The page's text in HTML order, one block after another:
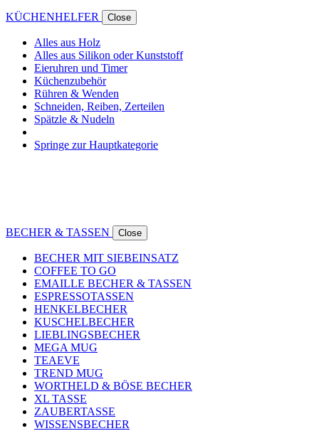
KÜCHENHELFER Close
Alles aus Holz
Alles aus Silikon oder Kunststoff
Eieruhren und Timer
Küchenzubehör
Rühren & Wenden
Schneiden, Reiben, Zerteilen
Spätzle & Nudeln
Springe zur Hauptkategorie
BECHER & TASSEN Close
BECHER MIT SIEBEINSATZ
COFFEE TO GO
EMAILLE BECHER & TASSEN
ESPRESSOTASSEN
HENKELBECHER
KUSCHELBECHER
LIEBLINGSBECHER
MEGA MUG
TEAEVE
TREND MUG
WORTHELD & BÖSE BECHER
XL TASSE
ZAUBERTASSE
WISSENSBECHER